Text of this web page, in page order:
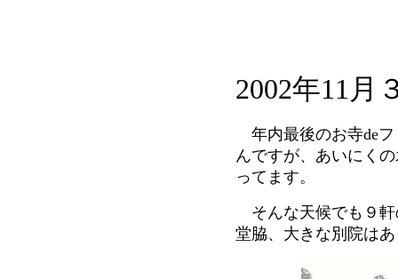
2002年11月
年内最後のお寺de
んですが、あいにく
ってます。
そんな天候でも９軒
堂脇、大きな別院は